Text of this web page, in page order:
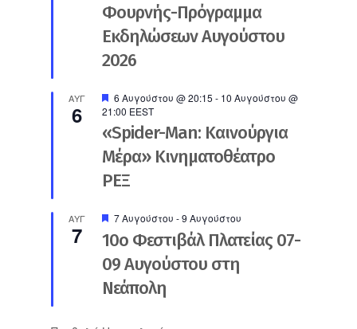
Φουρνής-Πρόγραμμα
Εκδηλώσεων Αυγούστου
2026
ΑΥΓ
6
Προτεινόμενο
6 Αυγούστου @ 20:15 - 10 Αυγούστου @
21:00 EEST
«Spider-Man: Καινούργια
Μέρα» Κινηματοθέατρο
ΡΕΞ
ΑΥΓ
7
Προτεινόμενο
7 Αυγούστου -9 Αυγούστου
10ο Φεστιβάλ Πλατείας 07-
09 Αυγούστου στη
Νεάπολη